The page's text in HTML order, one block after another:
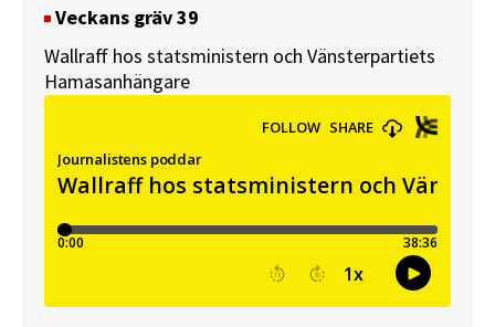
Veckans gräv 39
Wallraff hos statsministern och Vänsterpartiets
Hamasanhängare